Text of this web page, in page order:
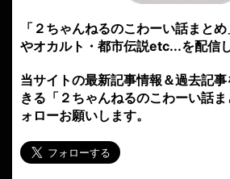
「２ちゃんねるのこわーい話まと
やオカルト・都市伝説etc...を配信
当サイトの最新記事情報＆過去記
きる「２ちゃんねるのこわーい話
ォローお願いします。